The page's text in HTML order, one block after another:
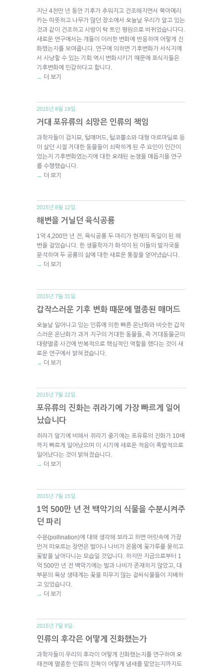
지난 4천만 년 동안 기후가 추워지고 건조해지면서 북아메리
카는 따뜻하고 나무가 많던 장소에서 오늘날 우리가 알고 있는
것과 같이 건조하고 사방이 탁 트인 평원으로 바뀌었습니다다.
새로운 연구에서는 개들이 이러한 변화에 반응하여 어떻게 진
화했는지를 보여줍니다. 연구에 의하면 기후변화가 서식지에
서 사냥할 수 있는 기회 역시 변화시키기 때문에 포식자들은
기후변화에 민감하다고 합니다.
→ 더 보기
2015년 8월 19일.
거대 포유류의 쇠망은 인류의 책임
과학자들이 검치묘, 털매머드, 털코뿔소와 대형 아르마딜로 등
이 살던 시절 거대한 동물들이 쇠락하게 된 주 요인이 인간이
었는지 기후변화였는지에 대한 오래된 논쟁을 매듭지을 연구
를 수행했습니다.
→ 더 보기
2015년 8월 12일.
해변을 거닐던 육식공룡
1억 4,200만 년 전, 육식공룡 두 마리가 현재의 독일이 된 해
변을 걸었습니다. 한 생물학자가 화석이 된 이들의 발자국을
분석하여 두 공룡의 삶에 대한 새로운 통찰을 얻어냈습니다.
→ 더 보기
2015년 7월 31일.
갑작스러운 기후 변화 때문에 멸종된 매머드
오늘날 일어나고 있는 인류에 의한 빠른 온난화와 비슷한 갑작
스러운 온난화가 과거 지구의 거대한 동물들, 즉 거대동물군의
대량멸종 사건에 반복적으로 핵심적인 역할을 했다는 것이 새
로운 연구에서 밝혀졌습니다.
→ 더 보기
2015년 7월 22일.
포유류의 진화는 쥐라기에 가장 빠르게 일어
났습니다
쥐라기 말기에 비해서 쥐라기 중기에는 포유류의 진화가 10배
까지 빠르게 일어났으며 이 시기에 새로운 적응이 폭발적으로
일어났다는 것이 밝혀졌습니다.
→ 더 보기
2015년 7월 15일.
1억 500만 년 전 백악기의 식물을 수분시켜주
던 파리
수분(pollination)에 대해 생각해 보라고 하면 머릿속에 가장
먼저 떠오르는 장면은 벌이나 나비가 온몸에 꽃가루를 묻히고
꽃밭을 날아다니는 모습일 것입니다. 하지만 지금으로부터 1
억 500만 년 전 백악기에는 벌과 나비가 존재하지 않았고, 대
부분의 육상 생태계는 꽃을 피우지 않는 겉씨식물들이 지배하
고 있었습니다.
→ 더 보기
2015년 7월 8일.
인류의 후각은 어떻게 진화했는가
과학자들이 우리의 후각이 어떻게 진화했는지를 연구하여 오
래전에 멸종한 인류의 친척이 어떻게 냄새를 맡았는지까지도